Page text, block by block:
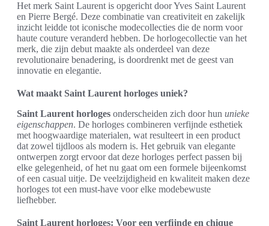
Het merk Saint Laurent is opgericht door Yves Saint Laurent
en Pierre Bergé. Deze combinatie van creativiteit en zakelijk
inzicht leidde tot iconische modecollecties die de norm voor
haute couture veranderd hebben. De horlogecollectie van het
merk, die zijn debut maakte als onderdeel van deze
revolutionaire benadering, is doordrenkt met de geest van
innovatie en elegantie.
Wat maakt Saint Laurent horloges uniek?
Saint Laurent horloges onderscheiden zich door hun unieke
eigenschappen. De horloges combineren verfijnde esthetiek
met hoogwaardige materialen, wat resulteert in een product
dat zowel tijdloos als modern is. Het gebruik van elegante
ontwerpen zorgt ervoor dat deze horloges perfect passen bij
elke gelegenheid, of het nu gaat om een formele bijeenkomst
of een casual uitje. De veelzijdigheid en kwaliteit maken deze
horloges tot een must-have voor elke modebewuste
liefhebber.
Saint Laurent horloges: Voor een verfijnde en chique